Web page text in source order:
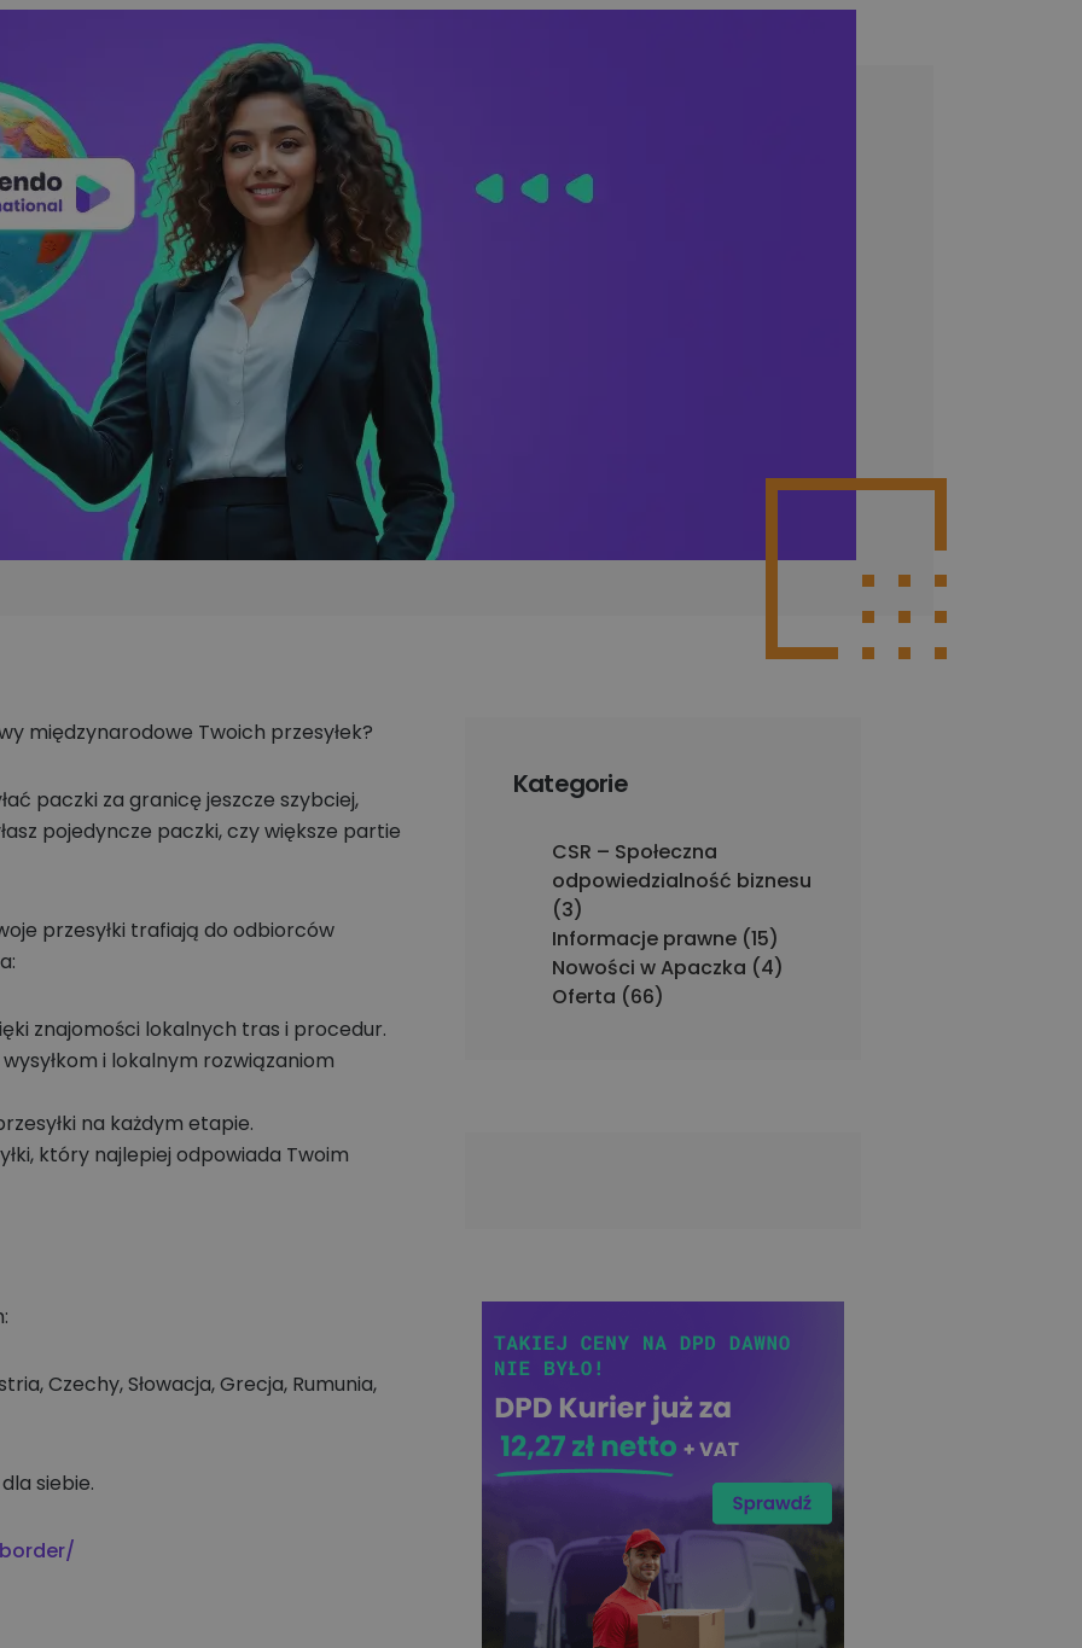
Poznaj więcej firm
i partnerów
międzynarodowe Twoich przesyłek?
paczki za granicę jeszcze szybciej,
pojedyncze paczki, czy większe partie
przesyłki trafiają do odbiorców
znajomości lokalnych tras i procedur.
i lokalnym rozwiązaniom
na każdym etapie.
który najlepiej odpowiada Twoim
Czechy, Słowacja, Grecja, Rumunia,
siebie.
Kategorie
CSR – Społeczna
odpowiedzialność biznesu
(3)
Informacje prawne (15)
Nowości w Apaczka (4)
Oferta (66)